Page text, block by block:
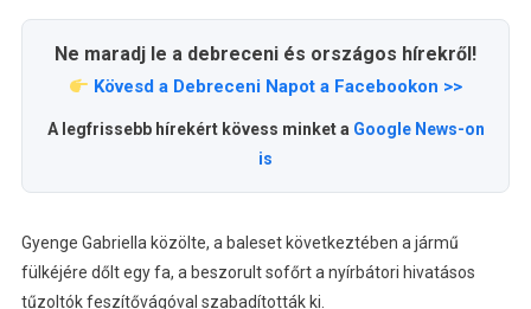
Ne maradj le a debreceni és országos hírekről!
Kövesd a Debreceni Napot a Facebookon >>
A legfrissebb hírekért kövess minket a Google News-on
is
Gyenge Gabriella közölte, a baleset következtében a jármű
fülkéjére dőlt egy fa, a beszorult sofőrt a nyírbátori hivatásos
tűzoltók feszítővágóval szabadították ki.